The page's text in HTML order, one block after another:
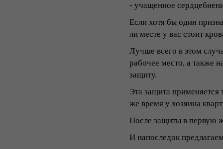
- учащенное
Если хотя бы один
ли месте у вас стоит
Лучше всего в этом
рабочее место, а также
защиту.
Эта защита применяется
же время у хозяина
После защиты в первую
И напоследок